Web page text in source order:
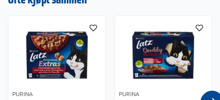
PURINA PURINA